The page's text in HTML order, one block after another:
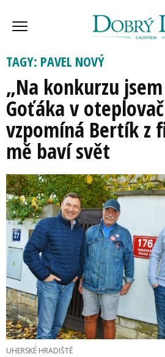
TAGY: PAVEL NOVÝ
„Na konkurzu
Goťáka v
vzpomíná Bertík z
mě baví svět
UHERSKÉ HRADIŠTĚ